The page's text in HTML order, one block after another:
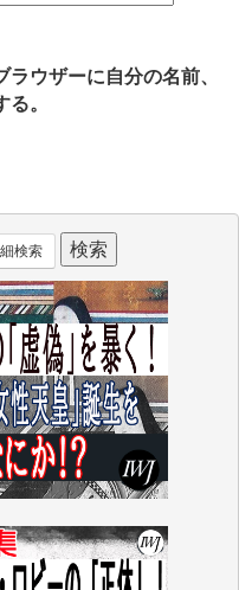
ウザーに自分の名前、
。
検索